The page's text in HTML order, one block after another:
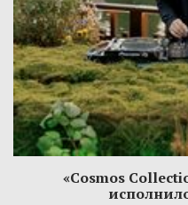
«Cosmos